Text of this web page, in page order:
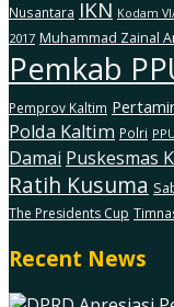
Nusantara IKN Kodam
2017 Muhammad Zainal
Pemkab
Pemprov Kaltim
Polda Kaltim Polri PPU
Damai Puskesmas
Ratih Kusuma
The Presidents Cup
Recent News